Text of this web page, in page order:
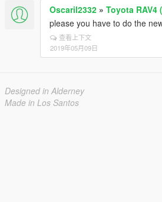
Oscaril2332 » Toyota RAV4
please you have to do the
查看上下文
2019年05月09日
Designed in Alderney
Made in Los Santos